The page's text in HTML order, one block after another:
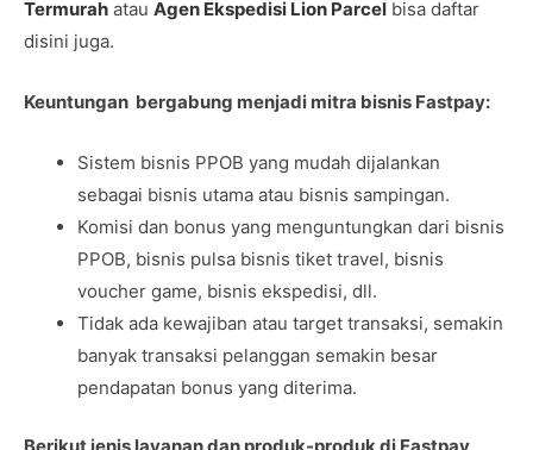
Termurah atau Agen Ekspedisi Lion Parcel bisa daftar
disini juga.
Keuntungan bergabung menjadi mitra bisnis Fastpay:
Sistem bisnis PPOB yang mudah dijalankan
sebagai bisnis utama atau bisnis sampingan.
Komisi dan bonus yang menguntungkan dari bisnis
PPOB, bisnis pulsa bisnis tiket travel, bisnis
voucher game, bisnis ekspedisi, dll.
Tidak ada kewajiban atau target transaksi, semakin
banyak transaksi pelanggan semakin besar
pendapatan bonus yang diterima.